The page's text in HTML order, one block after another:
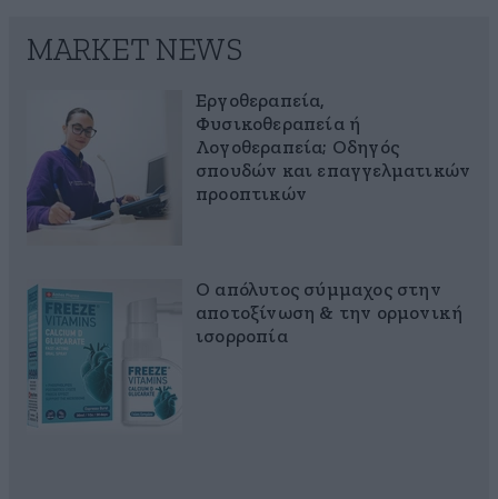
MARKET NEWS
Εργοθεραπεία,
Φυσικοθεραπεία ή
Λογοθεραπεία; Οδηγός
σπουδών και επαγγελματικών
προοπτικών
Ο απόλυτος σύμμαχος στην
αποτοξίνωση & την ορμονική
ισορροπία